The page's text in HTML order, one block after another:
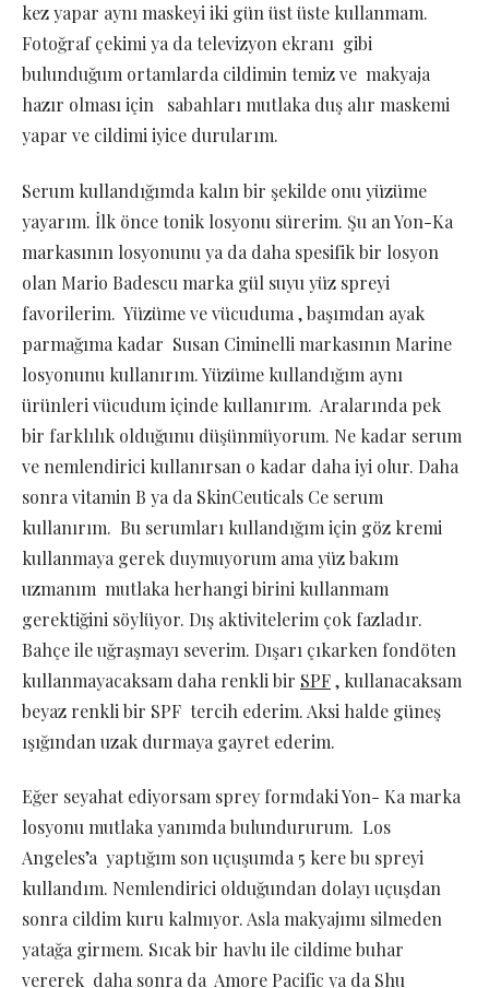
kez yapar aynı maskeyi iki gün üst üste kullanmam.
Fotoğraf çekimi ya da televizyon ekranı gibi
bulunduğum ortamlarda cildimin temiz ve makyaja
hazır olması için sabahları mutlaka duş alır maskemi
yapar ve cildimi iyice durularım.
Serum kullandığımda kalın bir şekilde onu yüzüme
yayarım. İlk önce tonik losyonu sürerim. Şu an Yon-Ka
markasının losyonunu ya da daha spesifik bir losyon
olan Mario Badescu marka gül suyu yüz spreyi
favorilerim. Yüzüme ve vücuduma , başımdan ayak
parmağıma kadar Susan Ciminelli markasının Marine
losyonunu kullanırım. Yüzüme kullandığım aynı
ürünleri vücudum içinde kullanırım. Aralarında pek
bir farklılık olduğunu düşünmüyorum. Ne kadar serum
ve nemlendirici kullanırsan o kadar daha iyi olur. Daha
sonra vitamin B ya da SkinCeuticals Ce serum
kullanırım. Bu serumları kullandığım için göz kremi
kullanmaya gerek duymuyorum ama yüz bakım
uzmanım mutlaka herhangi birini kullanmam
gerektiğini söylüyor. Dış aktivitelerim çok fazladır.
Bahçe ile uğraşmayı severim. Dışarı çıkarken fondöten
kullanmayacaksam daha renkli bir SPF, kullanacaksam
beyaz renkli bir SPF tercih ederim. Aksi halde güneş
ışığından uzak durmaya gayret ederim.
Eğer seyahat ediyorsam sprey formdaki Yon- Ka marka
losyonu mutlaka yanımda bulundururum. Los
Angeles’a yaptığım son uçuşumda 5 kere bu spreyi
kullandım. Nemlendirici olduğundan dolayı uçuşdan
sonra cildim kuru kalmıyor. Asla makyajımı silmeden
yatağa girmem. Sıcak bir havlu ile cildime buhar
vererek daha sonra da Amore Pacific ya da Shu